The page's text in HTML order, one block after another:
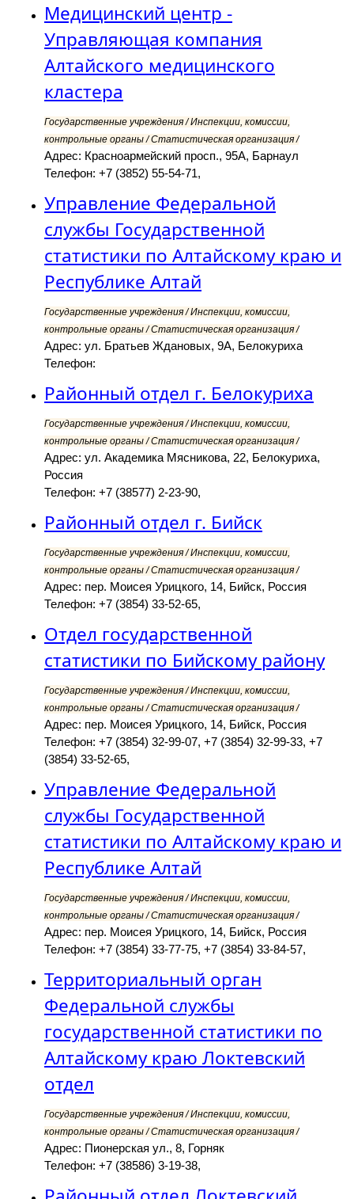
Медицинский центр -
Управляющая компания
Алтайского медицинского
кластера
Государственные учреждения / Инспекции, комиссии,
контрольные органы / Статистическая организация /
Адрес: Красноармейский просп., 95А, Барнаул
Телефон: +7 (3852) 55-54-71,
Управление Федеральной
службы Государственной
статистики по Алтайскому краю и
Республике Алтай
Государственные учреждения / Инспекции, комиссии,
контрольные органы / Статистическая организация /
Адрес: ул. Братьев Ждановых, 9А, Белокуриха
Телефон:
Районный отдел г. Белокуриха
Государственные учреждения / Инспекции, комиссии,
контрольные органы / Статистическая организация /
Адрес: ул. Академика Мясникова, 22, Белокуриха,
Россия
Телефон: +7 (38577) 2-23-90,
Районный отдел г. Бийск
Государственные учреждения / Инспекции, комиссии,
контрольные органы / Статистическая организация /
Адрес: пер. Моисея Урицкого, 14, Бийск, Россия
Телефон: +7 (3854) 33-52-65,
Отдел государственной
статистики по Бийскому району
Государственные учреждения / Инспекции, комиссии,
контрольные органы / Статистическая организация /
Адрес: пер. Моисея Урицкого, 14, Бийск, Россия
Телефон: +7 (3854) 32-99-07, +7 (3854) 32-99-33, +7
(3854) 33-52-65,
Управление Федеральной
службы Государственной
статистики по Алтайскому краю и
Республике Алтай
Государственные учреждения / Инспекции, комиссии,
контрольные органы / Статистическая организация /
Адрес: пер. Моисея Урицкого, 14, Бийск, Россия
Телефон: +7 (3854) 33-77-75, +7 (3854) 33-84-57,
Территориальный орган
Федеральной службы
государственной статистики по
Алтайскому краю Локтевский
отдел
Государственные учреждения / Инспекции, комиссии,
контрольные органы / Статистическая организация /
Адрес: Пионерская ул., 8, Горняк
Телефон: +7 (38586) 3-19-38,